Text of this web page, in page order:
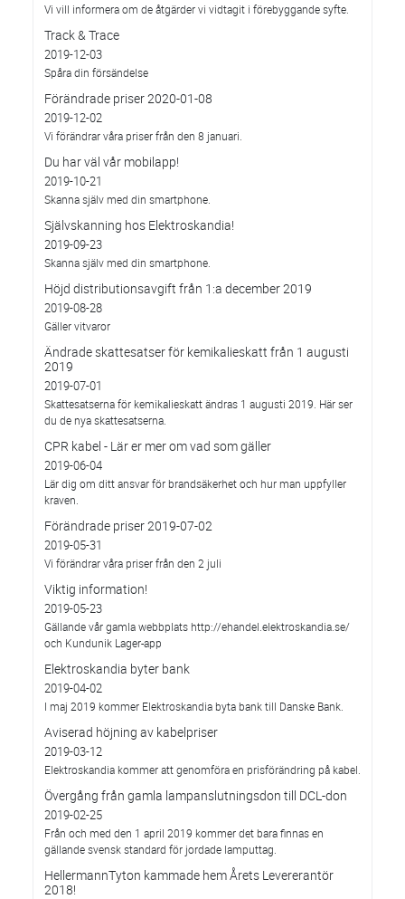
Vi vill informera om de åtgärder vi vidtagit i förebyggande syfte.
Track & Trace
2019-12-03
Spåra din försändelse
Förändrade priser 2020-01-08
2019-12-02
Vi förändrar våra priser från den 8 januari.
Du har väl vår mobilapp!
2019-10-21
Skanna själv med din smartphone.
Självskanning hos Elektroskandia!
2019-09-23
Skanna själv med din smartphone.
Höjd distributionsavgift från 1:a december 2019
2019-08-28
Gäller vitvaror
Ändrade skattesatser för kemikalieskatt från 1 augusti
2019
2019-07-01
Skattesatserna för kemikalieskatt ändras 1 augusti 2019. Här ser
du de nya skattesatserna.
CPR kabel - Lär er mer om vad som gäller
2019-06-04
Lär dig om ditt ansvar för brandsäkerhet och hur man uppfyller
kraven.
Förändrade priser 2019-07-02
2019-05-31
Vi förändrar våra priser från den 2 juli
Viktig information!
2019-05-23
Gällande vår gamla webbplats http://ehandel.elektroskandia.se/
och Kundunik Lager-app
Elektroskandia byter bank
2019-04-02
I maj 2019 kommer Elektroskandia byta bank till Danske Bank.
Aviserad höjning av kabelpriser
2019-03-12
Elektroskandia kommer att genomföra en prisförändring på kabel.
Övergång från gamla lampanslutningsdon till DCL-don
2019-02-25
Från och med den 1 april 2019 kommer det bara finnas en
gällande svensk standard för jordade lamputtag.
HellermannTyton kammade hem Årets Levererantör
2018!